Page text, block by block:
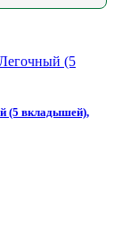
(5 вкладышей),